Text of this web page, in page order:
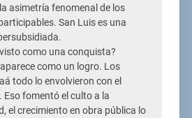
asimetría fenomenal de los
San Luis es una
como una conquista?
como un logro. Los
todo lo envolvieron con el
Eso fomentó el culto a la
el crecimiento en obra pública lo